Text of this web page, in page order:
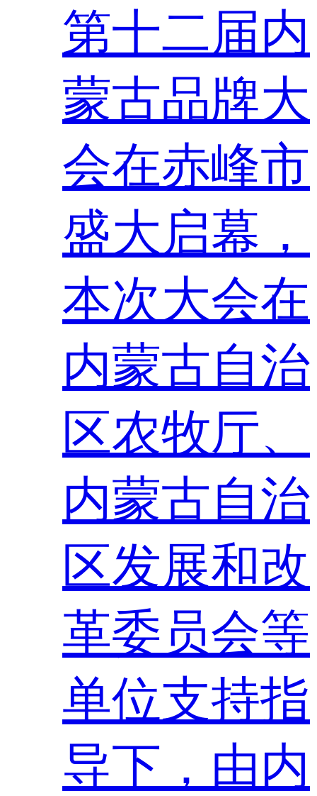
第十二届内
蒙古品牌大
会在赤峰市
盛大启幕，
本次大会在
内蒙古自治
区农牧厅、
内蒙古自治
区发展和改
革委员会等
单位支持指
导下，由内